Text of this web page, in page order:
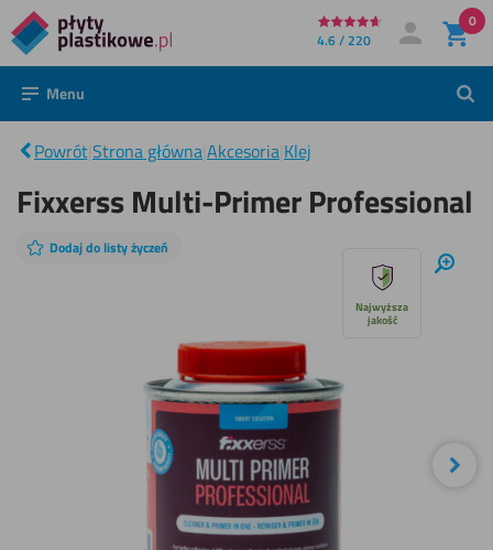
Bezpośrednio
do
treści
4.6 / 220 Moje konto
Zaloguj się
0
Menu
PowrótStrona głównaAkcesoria Klej
Fixxerss
Multi-
Primer
Fixxerss Multi-Primer Professional
Dodaj do listy życzeń
Najwyższa
jakość